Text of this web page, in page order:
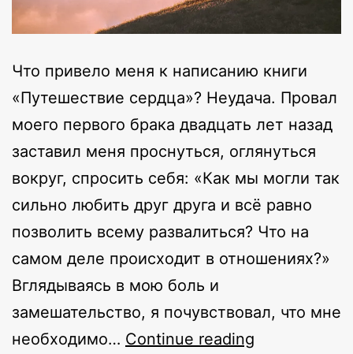
Что привело меня к написанию книги
«Путешествие сердца»? Неудача. Провал
моего первого брака двадцать лет назад
заставил меня проснуться, оглянуться
вокруг, спросить себя: «Как мы могли так
сильно любить друг друга и всё равно
позволить всему развалиться? Что на
самом деле происходит в отношениях?»
Вглядываясь в мою боль и
замешательство, я почувствовал, что мне
необходимо… Continue reading